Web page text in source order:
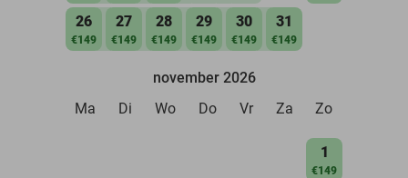
26
€149
27
€149
28
€149
29
€149
30
€149
31
€149
november 2026
Ma
Di Wo Do Vr Za Zo
1
€149